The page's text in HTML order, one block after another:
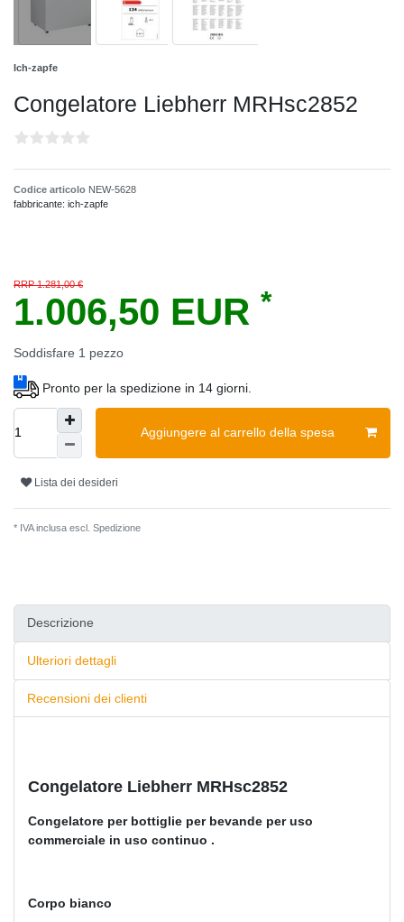
Ich-zapfe
Congelatore Liebherr MRHsc2852
Codice articolo NEW-5628
fabbricante: ich-zapfe
RRP 1.281,00 €
1.006,50 EUR *
Soddisfare 1 pezzo
Pronto per la spedizione in 14 giorni.
Aggiungere al carrello della spesa
Lista dei desideri
* IVA inclusa escl. Spedizione
Descrizione
Ulteriori dettagli
Recensioni dei clienti
Congelatore Liebherr MRHsc2852
Congelatore per bottiglie per bevande per uso
commerciale in uso continuo .
Corpo bianco